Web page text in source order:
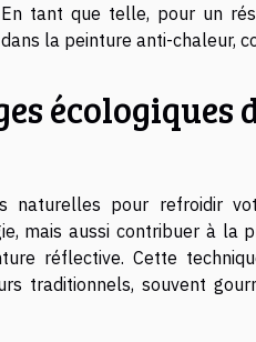
tant que telle, pour un
la peinture anti-chaleur,
écologiques
naturelles pour refroidir
mais aussi contribuer à la
réflective. Cette
traditionnels, souvent